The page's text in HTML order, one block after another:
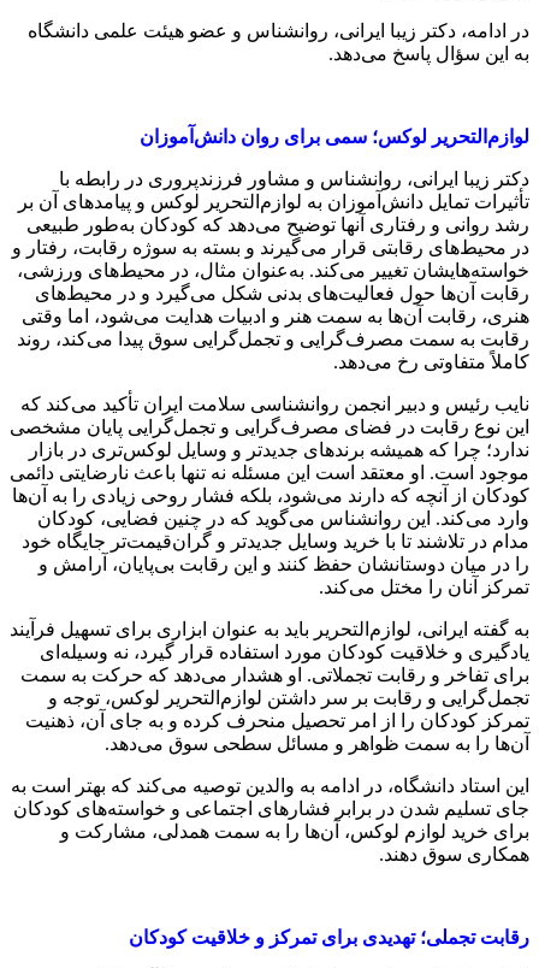
در ادامه، دکتر زیبا ایرانی، روانشناس و عضو هیئت علمی دانشگاه
به این سؤال پاسخ می‌دهد.
لوازم‌التحریر لوکس؛ سمی برای روان دانش‌آموزان
دکتر زیبا ایرانی، روانشناس و مشاور فرزندپروری در رابطه با
تأثیرات تمایل دانش‌آموزان به لوازم‌التحریر لوکس و پیامدهای آن بر
رشد روانی و رفتاری آنها توضیح می‌دهد که کودکان به‌طور طبیعی
در محیط‌های رقابتی قرار می‌گیرند و بسته به سوژه رقابت، رفتار و
خواسته‌هایشان تغییر می‌کند. به‌عنوان مثال، در محیط‌های ورزشی،
رقابت آن‌ها حول فعالیت‌های بدنی شکل می‌گیرد و در محیط‌های
هنری، رقابت آن‌ها به سمت هنر و ادبیات هدایت می‌شود، اما وقتی
رقابت به سمت مصرف‌گرایی و تجمل‌گرایی سوق پیدا می‌کند، روند
کاملاً متفاوتی رخ می‌دهد.
نایب رئیس و دبیر انجمن روانشناسی سلامت ایران تأکید می‌کند که
این نوع رقابت در فضای مصرف‌گرایی و تجمل‌گرایی پایان مشخصی
ندارد؛ چرا که همیشه برندهای جدیدتر و وسایل لوکس‌تری در بازار
موجود است. او معتقد است این مسئله نه تنها باعث نارضایتی دائمی
کودکان از آنچه که دارند می‌شود، بلکه فشار روحی زیادی را به آن‌ها
وارد می‌کند. این روانشناس می‌گوید که در چنین فضایی، کودکان
مدام در تلاشند تا با خرید وسایل جدیدتر و گران‌قیمت‌تر جایگاه خود
را در میان دوستانشان حفظ کنند و این رقابت بی‌پایان، آرامش و
تمرکز آنان را مختل می‌کند.
به گفته ایرانی، لوازم‌التحریر باید به عنوان ابزاری برای تسهیل فرآیند
یادگیری و خلاقیت کودکان مورد استفاده قرار گیرد، نه وسیله‌ای
برای تفاخر و رقابت تجملاتی. او هشدار می‌دهد که حرکت به سمت
تجمل‌گرایی و رقابت بر سر داشتن لوازم‌التحریر لوکس، توجه و
تمرکز کودکان را از امر تحصیل منحرف کرده و به جای آن، ذهنیت
آن‌ها را به سمت ظواهر و مسائل سطحی سوق می‌دهد.
این استاد دانشگاه، در ادامه به والدین توصیه می‌کند که بهتر است به
جای تسلیم شدن در برابر فشارهای اجتماعی و خواسته‌های کودکان
برای خرید لوازم لوکس، آن‌ها را به سمت همدلی، مشارکت و
همکاری سوق دهند.
رقابت تجملی؛ تهدیدی برای تمرکز و خلاقیت کودکان